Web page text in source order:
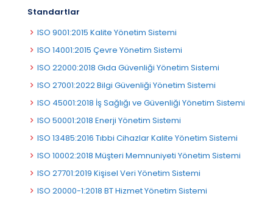
Standartlar
ISO 9001:2015 Kalite Yönetim Sistemi
ISO 14001:2015 Çevre Yönetim Sistemi
ISO 22000:2018 Gıda Güvenliği Yönetim Sistemi
ISO 27001:2022 Bilgi Güvenliği Yönetim Sistemi
ISO 45001:2018 İş Sağlığı ve Güvenliği Yönetim Sistemi
ISO 50001:2018 Enerji Yönetim Sistemi
ISO 13485:2016 Tıbbi Cihazlar Kalite Yönetim Sistemi
ISO 10002:2018 Müşteri Memnuniyeti Yönetim Sistemi
ISO 27701:2019 Kişisel Veri Yönetim Sistemi
ISO 20000-1:2018 BT Hizmet Yönetim Sistemi